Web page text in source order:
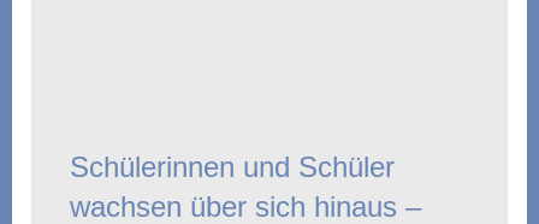
Schülerinnen und Schüler
wachsen über sich hinaus –